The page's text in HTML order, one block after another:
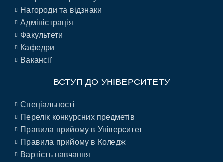
Нагороди та відзнаки
Адміністрація
Факультети
Кафедри
Вакансії
ВСТУП ДО УНІВЕРСИТЕТУ
Спеціальності
Перелік конкурсних предметів
Правила прийому в Університет
Правила прийому в Коледж
Вартість навчання